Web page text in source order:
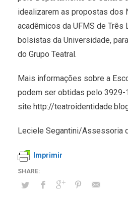
idealizarem as propostas dos
acadêmicos da UFMS de Três
bolsistas da Universidade,
do Grupo Teatral.
Mais informações sobre a
podem ser obtidas pelo 3929-
site http://
Leciele Segantini/Assessoria
Imprimir